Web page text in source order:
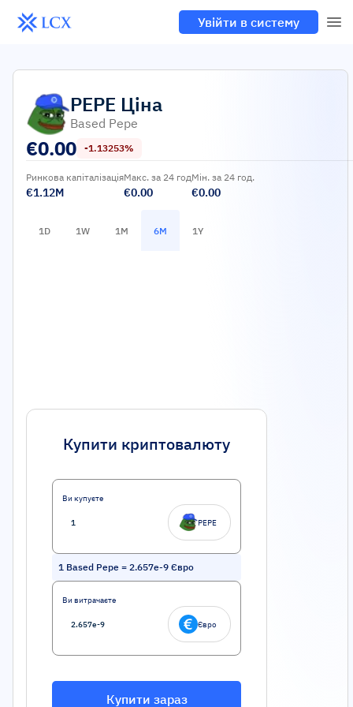
Увійти в систему
PEPE Ціна
Based Pepe
€0.00 -1.13253%
Ринкова капіталізація
€1.12M
Макс. за 24 год
€0.00
Мін. за 24 год.
€0.00
1D 1W 1M 6M 1Y
Купити криптовалюту
Ви купуєте
PEPE
1 Based Pepe = 2.657e-9 Євро
Ви витрачаєте
Євро
Купити зараз